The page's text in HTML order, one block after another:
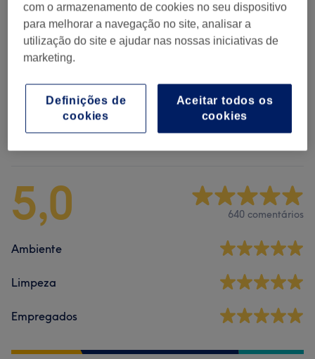
Barba ( 1) € 10
Coloração 2) desde € 7
Alisamento (1) € 20
5,0 640 comentários
Ambiente
Limpeza
Empregados
com o armazenamento de cookies no seu dispositivo
para melhorar a navegação no site, analisar a
utilização do site e ajudar nas nossas iniciativas de
marketing.
Aceitar todos os
cookies
Definições de
cookies